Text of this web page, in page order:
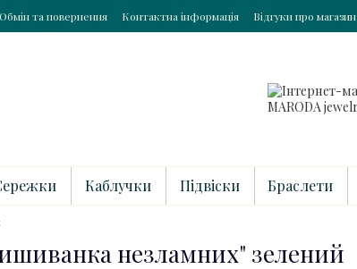
Обмін та повернення Контактна інформація Відгуки про магазин
Каблучки Підвіски Браслети
незламних" зелений